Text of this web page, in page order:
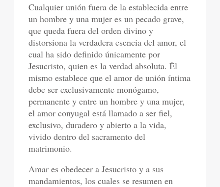
Cualquier unión fuera de la establecida entre
un hombre y una mujer es un pecado grave,
que queda fuera del orden divino y
distorsiona la verdadera esencia del amor, el
cual ha sido definido únicamente por
Jesucristo, quien es la verdad absoluta. Él
mismo establece que el amor de unión íntima
debe ser exclusivamente monógamo,
permanente y entre un hombre y una mujer,
el amor conyugal está llamado a ser fiel,
exclusivo, duradero y abierto a la vida,
vivido dentro del sacramento del
matrimonio.
Amar es obedecer a Jesucristo y a sus
mandamientos, los cuales se resumen en